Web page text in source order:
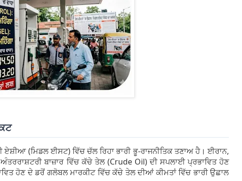
(ਮਿਡਲ ਈਸਟ) ਵਿੱਚ ਚੱਲ ਰਿਹਾ ਭਾਰੀ ਭੂ-ਰਾਜਨੀਤਿਕ ਤਣਾਅ ਹੈ। ਈਰਾਨ,
ਬਾਜ਼ਾਰ ਵਿੱਚ ਕੱਚੇ ਤੇਲ (Crude Oil) ਦੀ ਸਪਲਾਈ ਪ੍ਰਭਾਵਿਤ ਹੋਣ
ਹੋਣ ਦੇ ਡਰੋਂ ਗਲੋਬਲ ਮਾਰਕੀਟ ਵਿੱਚ ਕੱਚੇ ਤੇਲ ਦੀਆਂ ਕੀਮਤਾਂ ਵਿੱਚ ਭਾਰੀ ਉਛਾਲ